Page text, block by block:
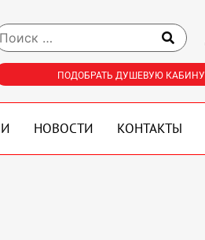
ПОДОБРАТЬ ДУШЕВУЮ КАБИНУ
НОВОСТИ КОНТАКТЫ